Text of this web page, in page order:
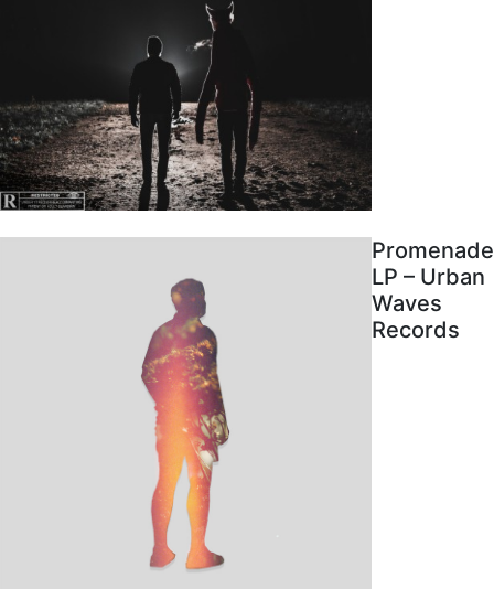
Promenade
LP – Urban
Waves
Records